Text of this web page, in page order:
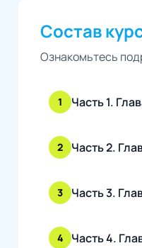
Состав
Ознакомьтесь
1 Часть 1.
2 Часть 2.
3 Часть 3.
4 Часть 4.